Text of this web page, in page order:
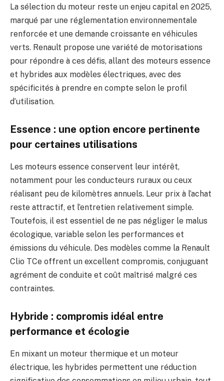
La sélection du moteur reste un enjeu capital en 2025,
marqué par une réglementation environnementale
renforcée et une demande croissante en véhicules
verts. Renault propose une variété de motorisations
pour répondre à ces défis, allant des moteurs essence
et hybrides aux modèles électriques, avec des
spécificités à prendre en compte selon le profil
d’utilisation.
Essence : une option encore pertinente
pour certaines utilisations
Les moteurs essence conservent leur intérêt,
notamment pour les conducteurs ruraux ou ceux
réalisant peu de kilomètres annuels. Leur prix à l’achat
reste attractif, et l’entretien relativement simple.
Toutefois, il est essentiel de ne pas négliger le malus
écologique, variable selon les performances et
émissions du véhicule. Des modèles comme la Renault
Clio TCe offrent un excellent compromis, conjuguant
agrément de conduite et coût maîtrisé malgré ces
contraintes.
Hybride : compromis idéal entre
performance et écologie
En mixant un moteur thermique et un moteur
électrique, les hybrides permettent une réduction